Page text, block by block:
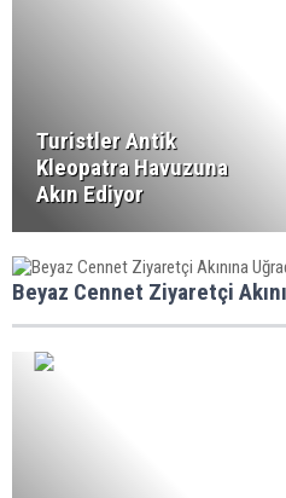
Turistler Antik
Kleopatra Havuzuna
Akın Ediyor
Beyaz Cennet Ziyaretçi